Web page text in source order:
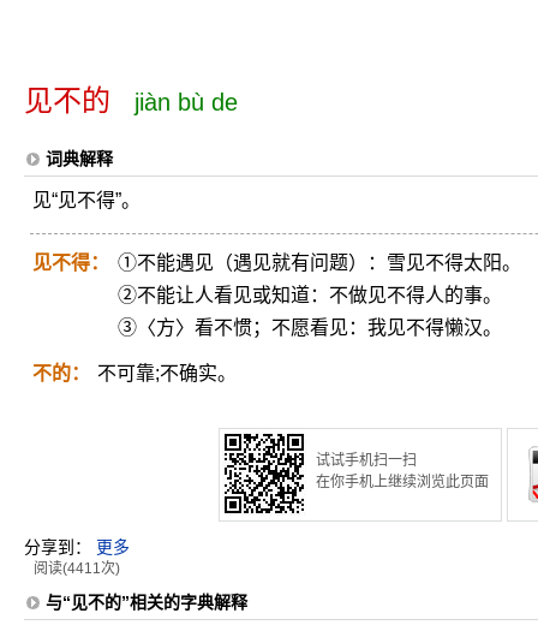
见不的 jiàn bù de
词典解释
见“见不得”。
见不得：
①不能遇见（遇见就有问题）：雪见不得太阳。
②不能让人看见或知道：不做见不得人的事。
③〈方〉看不惯；不愿看见：我见不得懒汉。
不的： 不可靠;不确实。
试试手机扫一扫
在你手机上继续浏览此页面
分享到： 更多
阅读(4411次)
与“见不的”相关的字典解释